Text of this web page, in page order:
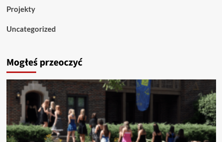
Projekty
Uncategorized
Mogłeś przeoczyć